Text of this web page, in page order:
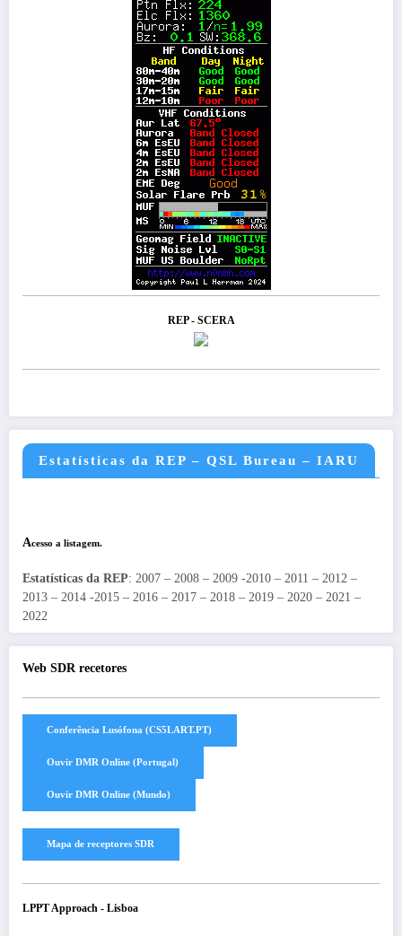
REP - SCERA
Estatísticas da REP – QSL Bureau – IARU
Acesso a listagem.
Estatísticas da REP: 2007 – 2008 – 2009 -2010 – 2011 – 2012 –
2013 – 2014 -2015 – 2016 – 2017 – 2018 – 2019 – 2020 – 2021 –
2022
Web SDR recetores
LPPT Approach - Lisboa